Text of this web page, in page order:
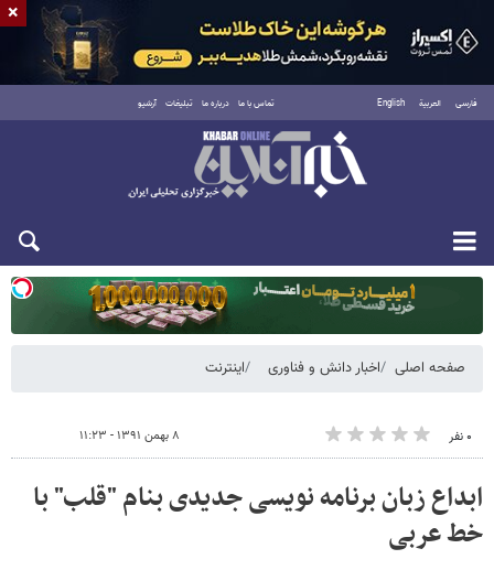
فارسی العربية English تماس با ما درباره ما تبلیغات آرشیو
یکشنبه ۱۸ مرداد ۱۴۰۵
صفحه اصلی اخبار دانش و فناوری اینترنت
۰ نفر ۸ بهمن ۱۳۹۱ - ۱۱:۲۳
ابداع زبان برنامه نویسی جدیدی بنام "قلب" با
خط عربی
×